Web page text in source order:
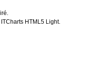
HTML5 Light.